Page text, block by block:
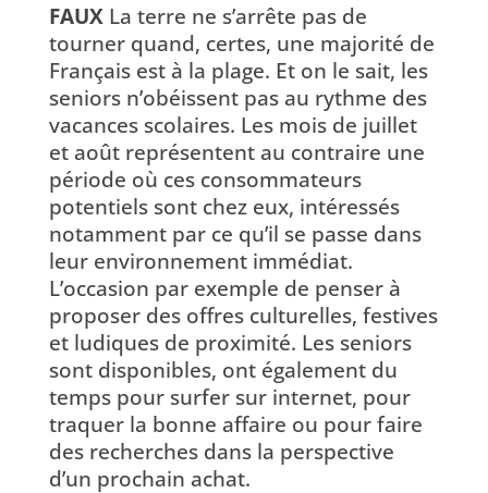
FAUX La terre ne s’arrête pas de
tourner quand, certes, une majorité de
Français est à la plage. Et on le sait, les
seniors n’obéissent pas au rythme des
vacances scolaires. Les mois de juillet
et août représentent au contraire une
période où ces consommateurs
potentiels sont chez eux, intéressés
notamment par ce qu’il se passe dans
leur environnement immédiat.
L’occasion par exemple de penser à
proposer des offres culturelles, festives
et ludiques de proximité. Les seniors
sont disponibles, ont également du
temps pour surfer sur internet, pour
traquer la bonne affaire ou pour faire
des recherches dans la perspective
d’un prochain achat.